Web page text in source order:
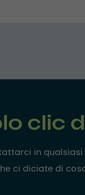
clic
in
ci diciate di